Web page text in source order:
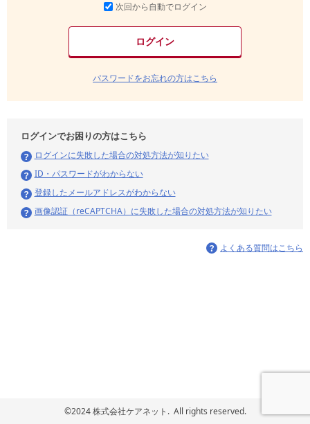
次回から自動でログイン
パスワードをお忘れの方はこちら
ログインでお困りの方はこちら
ログインに失敗した場合の対処方法が知りたい
ID・パスワードがわからない
登録したメールアドレスがわからない
画像認証（reCAPTCHA）に失敗した場合の対処方法が知りたい
よくある質問はこちら
©2024 株式会社ケアネット. All rights reserved.